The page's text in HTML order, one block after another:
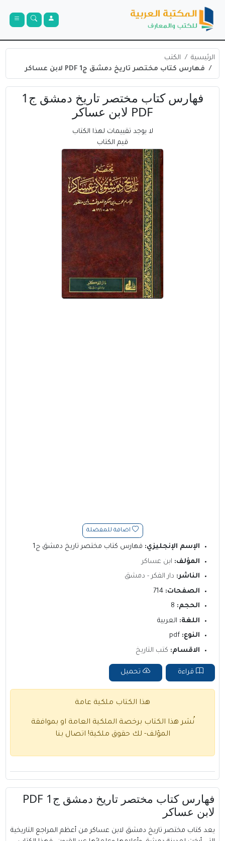
الرئيسية
الكتب
فهارس كتاب مختصر تاريخ دمشق ج1 PDF لابن عساكر
فهارس كتاب مختصر تاريخ دمشق ج1
PDF لابن عساكر
لا يوجد تقييمات لهذا الكتاب
قيم الكتاب
اضافة للمفضلة
الإسم الإنجليزي: فهارس كتاب مختصر تاريخ دمشق ج1
المؤلف: ابن عساكر
الناشر: دار الفكر - دمشق
الصفحات:
الحجم:
اللغة: العربية
النوع:
الاقسام: كتب التاريخ
قراءة تحميل
هذا الكتاب ملكية عامة
نُشر هذا الكتاب برخصة الملكية العامة او بموافقة
المؤلف- لك حقوق ملكية! اتصال بنا
فهارس كتاب مختصر تاريخ دمشق ج1 PDF
لابن عساكر
يعد كتاب مختصر تاريخ دمشق لابن عساكر من أعظم المراجع التاريخية